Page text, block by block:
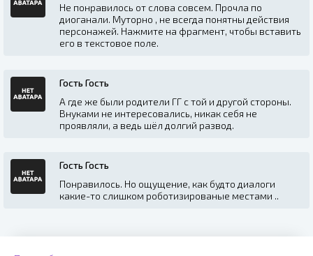
Не понравилось от слова совсем. Прочла по
диоганали. Муторно , не всегда понятны действия
персонажей. Нажмите на фрагмент, чтобы вставить
его в текстовое поле.
Гость Гость
А где же были родители ГГ с той и другой стороны.
Внуками не интересовались, никак себя не
проявляли, а ведь шёл долгий развод.
Гость Гость
Понравилось. Но ощущение, как будто диалоги
какие-то слишком роботизированые местами ..